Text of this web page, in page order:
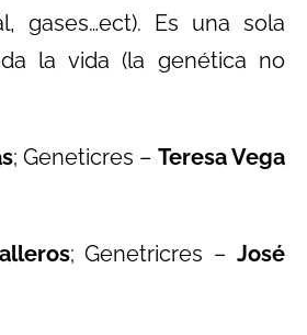
gases…ect). Es una sola
la vida (la genética no
; Geneticres – Teresa Vega
; Genetricres – José